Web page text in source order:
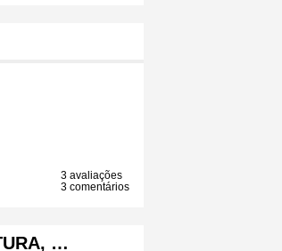
3 avaliações
3 comentários
…